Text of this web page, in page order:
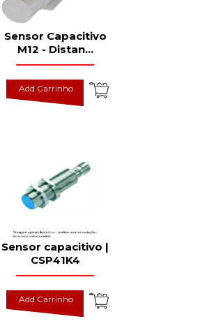
Sensor Capacitivo
M12 - Distan...
Add Carrinho
Sensor capacitivo |
CSP41K4
Add Carrinho